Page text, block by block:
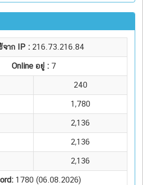
จาก IP : 216.73.216.84
Online อยู่ : 7
240
1,780
2,136
2,136
2,136
1780 (06.08.2026)